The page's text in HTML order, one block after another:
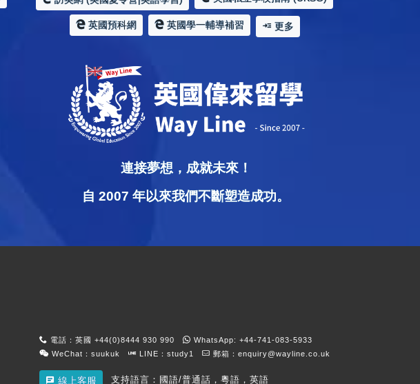
英國預科網 英國學一輔導補習 更多
連接夢想，成就未來！
自 2007 年以來我們不斷塑造成功。
電話：英國 +44(0)8444 930 990
WhatsApp: +44-741-083-5933
WeChat：suukuk
LINE：study1 郵箱： enquiry@wayline.co.uk
線上客服 支持語言：國語/普通話，粵語，英語